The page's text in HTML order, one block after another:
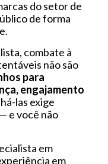
do setor de
de forma
combate à
não são
para
engajamento
las exige
e você não
em
em